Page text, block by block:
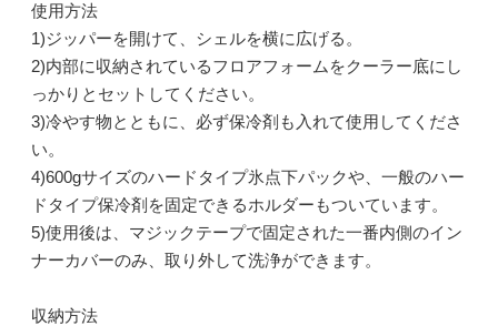
使用方法
1)ジッパーを開けて、シェルを横に広げる。
2)内部に収納されているフロアフォームをクーラー底にし
っかりとセットしてください。
3)冷やす物とともに、必ず保冷剤も入れて使用してくださ
い。
4)600gサイズのハードタイプ氷点下パックや、一般のハー
ドタイプ保冷剤を固定できるホルダーもついています。
5)使用後は、マジックテープで固定された一番内側のイン
ナーカバーのみ、取り外して洗浄ができます。
収納方法